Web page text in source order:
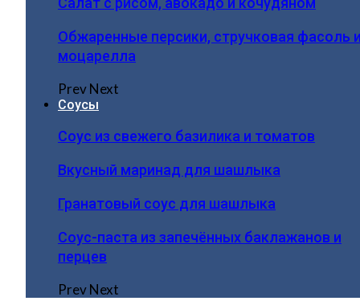
Обжаренные персики, стручковая фасоль
моцарелла
PrevNext
Соусы
Соус из свежего базилика и томатов
Вкусный маринад для шашлыка
Гранатовый соус для шашлыка
Соус-паста из запечённых баклажанов и
перцев
PrevNext